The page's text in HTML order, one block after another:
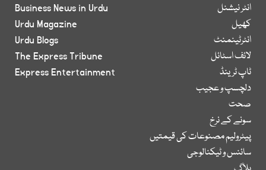
انٹر نیشنل
کھیل
انٹرٹینمنٹ
لائف اسٹائل
ٹاپ ٹرینڈ
دلچسپ و عجیب
صحت
سونے کے نرخ
پیٹرولیم مصنوعات کی قیمتیں
سائنس و ٹیکنالوجی
Business News in Urdu
Urdu Magazine
Urdu Blogs
The Express Tribune
Express Entertainment